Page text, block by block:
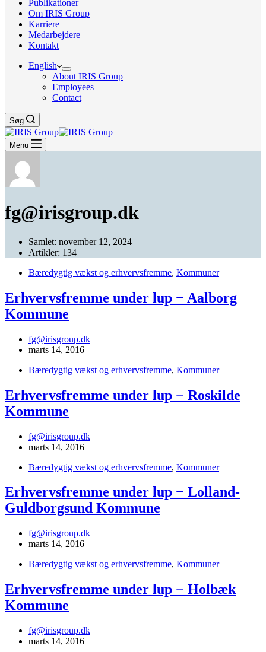
Publikationer
Om IRIS Group
Karriere
Medarbejdere
Kontakt
English
About IRIS Group
Employees
Contact
Søg
Menu
fg@irisgroup.dk
Samlet: november 12, 2024
Artikler: 134
Bæredygtig vækst og erhvervsfremme, Kommuner
Erhvervsfremme under lup − Aalborg
Kommune
fg@irisgroup.dk
marts 14, 2016
Bæredygtig vækst og erhvervsfremme, Kommuner
Erhvervsfremme under lup − Roskilde
Kommune
fg@irisgroup.dk
marts 14, 2016
Bæredygtig vækst og erhvervsfremme, Kommuner
Erhvervsfremme under lup − Lolland-
Guldborgsund Kommune
fg@irisgroup.dk
marts 14, 2016
Bæredygtig vækst og erhvervsfremme, Kommuner
Erhvervsfremme under lup − Holbæk
Kommune
fg@irisgroup.dk
marts 14, 2016